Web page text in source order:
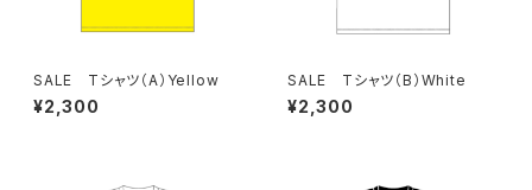
SALE Tシャツ（A）Yellow
¥2,300
SALE Tシャツ（B）White
¥2,300